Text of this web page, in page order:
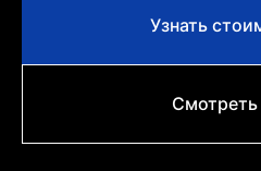
Узнать